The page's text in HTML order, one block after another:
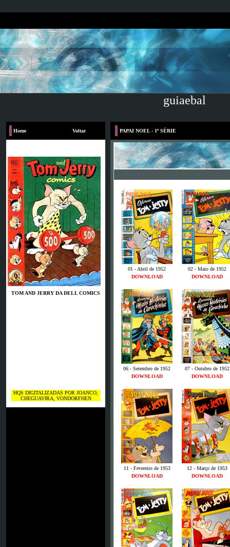
guiaebal
Home Voltar
TOM AND JERRY DA DELL COMICS
HQS DIGITALIZADAS POR JOANCO,
CHEGUAVIRA, VONDORFHEN
PAPAI NOEL - 1ª SÉRIE
01 - Abril de 1952
02 - Maio de 1952
DOWNLOAD
DOWNLOAD
06 - Setembro de 1952
07 - Outubro de 1952
DOWNLOAD
DOWNLOAD
11 - Fevereiro de 1953
12 - Março de 1953
DOWNLOAD
DOWNLOAD